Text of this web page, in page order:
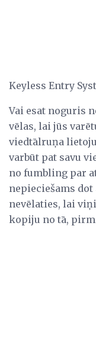
Keyless Entry
Vai esat noguris
vēlas, lai jūs
viedtālruņa
varbūt pat savu
no fumbling par
nepieciešams
nevēlaties, lai
kopiju no tā,